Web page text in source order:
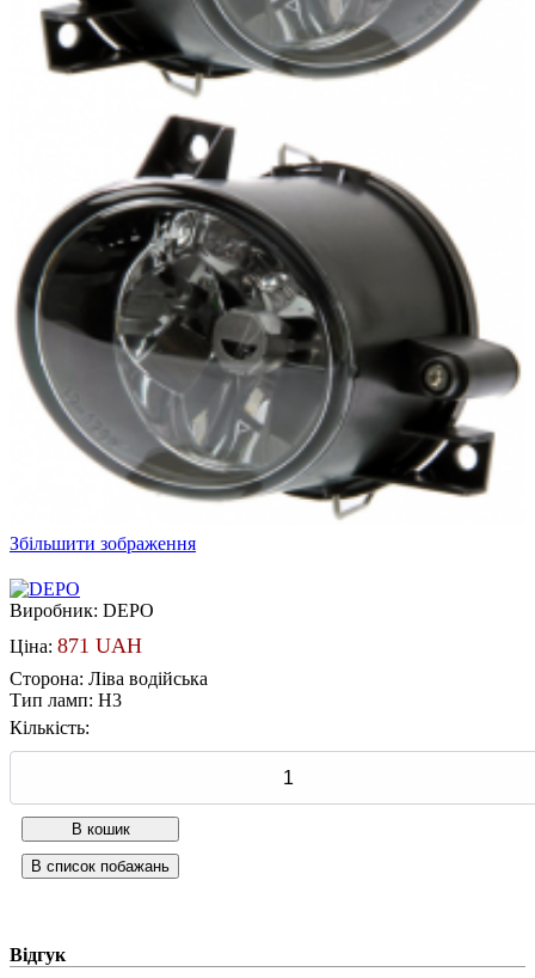
Збільшити зображення
Виробник: DEPO
Ціна: 871 UAH
Сторона: Ліва водійська
Тип ламп: Н3
Кількість:
Відгук